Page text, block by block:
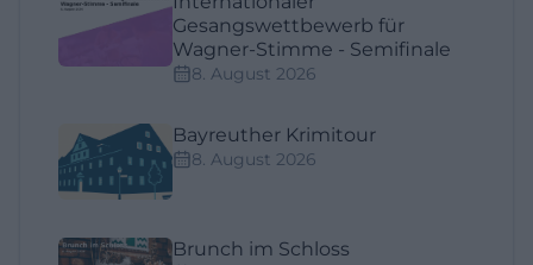
Gesangswettbewerb für
Wagner-Stimme - Semifinale
8. August 2026
Bayreuther Krimitour
8. August 2026
Brunch im Schloss